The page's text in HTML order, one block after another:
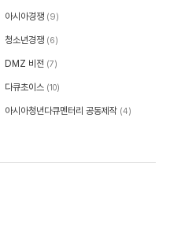
아시아경쟁 (9)
청소년경쟁 (6)
DMZ 비전 (7)
다큐초이스 (10)
아시아청년다큐멘터리 공동제작 (4)